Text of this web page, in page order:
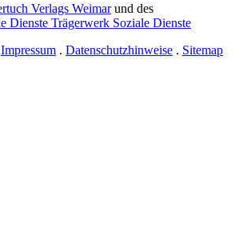
Verlags Weimarund des
Trägerwerk Soziale Dienste
Impressum . Datenschutzhinweise . Sitemap